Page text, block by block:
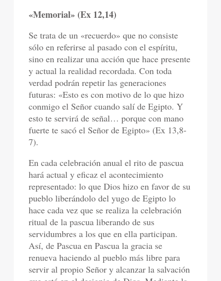
«Memorial» (Ex 12,14)
Se trata de un «recuerdo» que no consiste
sólo en referirse al pasado con el espíritu,
sino en realizar una acción que hace presente
y actual la realidad recordada. Con toda
verdad podrán repetir las generaciones
futuras: «Esto es con motivo de lo que hizo
conmigo el Señor cuando salí de Egipto. Y
esto te servirá de señal… porque con mano
fuerte te sacó el Señor de Egipto» (Ex 13,8-
7).
En cada celebración anual el rito de pascua
hará actual y eficaz el acontecimiento
representado: lo que Dios hizo en favor de su
pueblo liberándolo del yugo de Egipto lo
hace cada vez que se realiza la celebración
ritual de la pascua liberando de sus
servidumbres a los que en ella participan.
Así, de Pascua en Pascua la gracia se
renueva haciendo al pueblo más libre para
servir al propio Señor y alcanzar la salvación